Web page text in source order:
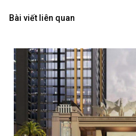
Bài viết liên quan